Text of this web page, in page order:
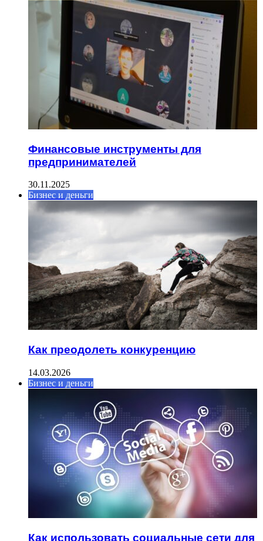
Финансовые инструменты для
предпринимателей
30.11.2025
Бизнес и деньги
Как преодолеть конкуренцию
14.03.2026
Бизнес и деньги
Как использовать социальные сети для